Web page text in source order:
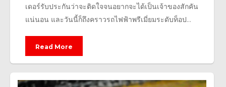
เดอร์รับประกันว่าจะติดใจจนอยากจะได้เป็นเจ้าของสักคัน
แน่นอน และวันนี้ก็ถึงคราวรถไฟฟ้าพรีเมี่ยมระดับท็อป...
Read More